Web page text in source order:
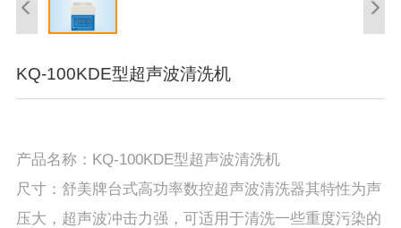
KQ-100KDE型超声波清洗机
产品名称：KQ-100KDE型超声波清洗机
尺寸：舒美牌台式高功率数控超声波清洗器其特性为声
压大，超声波冲击力强，可适用于清洗一些重度污染的